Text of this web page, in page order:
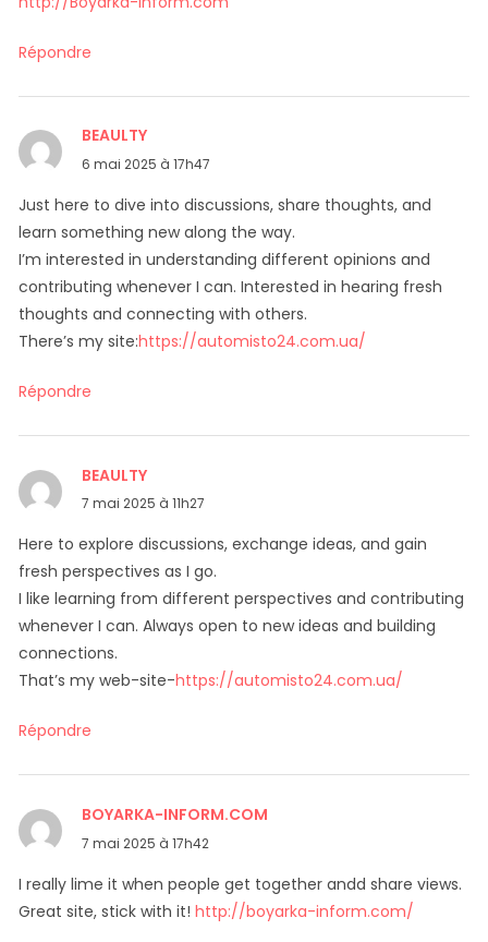
Répondre
BEAULTYdit :
6 mai 2025 à 17h47
Just here to dive into discussions, share thoughts, and
learn something new along the way.
I’m interested in understanding different opinions and
contributing whenever I can. Interested in hearing fresh
thoughts and connecting with others.
There’s my site:https://automisto24.com.ua/
Répondre
BEAULTYdit :
7 mai 2025 à 11h27
Here to explore discussions, exchange ideas, and gain
fresh perspectives as I go.
I like learning from different perspectives and contributing
whenever I can. Always open to new ideas and building
connections.
That’s my web-site-https://automisto24.com.ua/
Répondre
BOYARKA-INFORM.COM
7 mai 2025 à 17h42
I really lime it when people get together andd share views.
Great site, stick with it! http://boyarka-inform.com/